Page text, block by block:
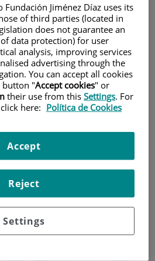
Jiménez Díaz uses its
of third parties (located in
does not guarantee an
data protection) for user
analysis, improving services
advertising through the
You can accept all cookies
button "Accept cookies" or
their use from this Settings. For
here: Política de Cookies
Settings
Reject
Accept